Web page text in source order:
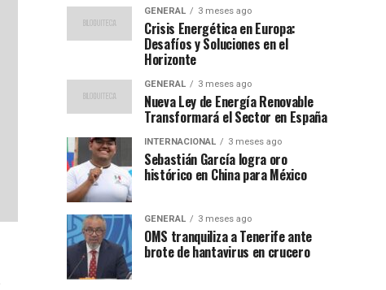
GENERAL 3 meses ago
Crisis Energética en Europa:
Desafíos y Soluciones en el
Horizonte
GENERAL 3 meses ago
Nueva Ley de Energía Renovable
Transformará el Sector en España
INTERNACIONAL 3 meses ago
Sebastián García logra oro
histórico en China para México
GENERAL 3 meses ago
OMS tranquiliza a Tenerife ante
brote de hantavirus en crucero